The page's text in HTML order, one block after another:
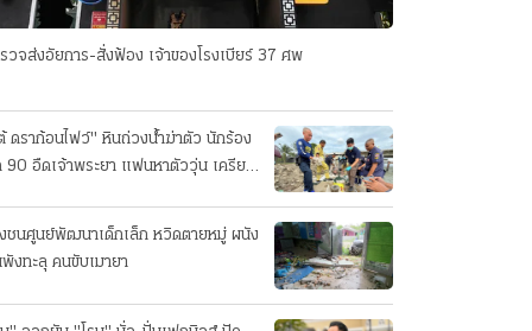
วจส่งอัยการ-สั่งฟ้อง เจ้าของโรงเบียร์ 37 ศพ
ดราก้อนไฟว์" หินถ่วงน้ำฆ่าตัว นักร้อง
90 อืดเจ้าพระยา แฟนหาตัววุ่น เครียด
ชนศูนย์พัฒนาเด็กเล็ก หวิดตายหมู่ ผนัง
งทะลุ คนขับเมายา